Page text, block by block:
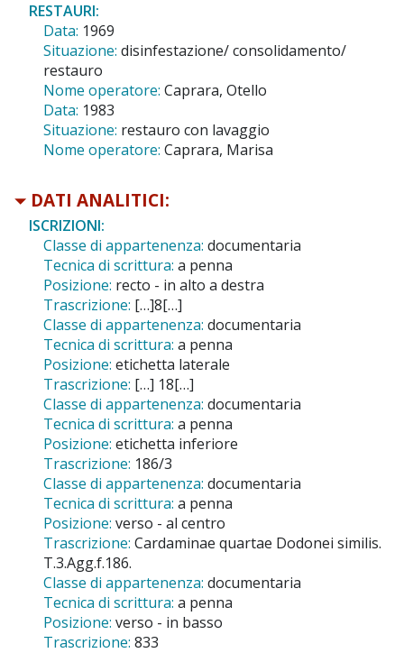
RESTAURI:
Data: 1969
Situazione: disinfestazione/ consolidamento/
restauro
Nome operatore: Caprara, Otello
Data: 1983
Situazione: restauro con lavaggio
Nome operatore: Caprara, Marisa
DATI ANALITICI:
ISCRIZIONI:
Classe di appartenenza: documentaria
Tecnica di scrittura: a penna
Posizione: recto - in alto a destra
Trascrizione: […]8[…]
Classe di appartenenza: documentaria
Tecnica di scrittura: a penna
Posizione: etichetta laterale
Trascrizione: […] 18[…]
Classe di appartenenza: documentaria
Tecnica di scrittura: a penna
Posizione: etichetta inferiore
Trascrizione: 186/3
Classe di appartenenza: documentaria
Tecnica di scrittura: a penna
Posizione: verso - al centro
Trascrizione: Cardaminae quartae Dodonei similis.
T.3.Agg.f.186.
Classe di appartenenza: documentaria
Tecnica di scrittura: a penna
Posizione: verso - in basso
Trascrizione: 833